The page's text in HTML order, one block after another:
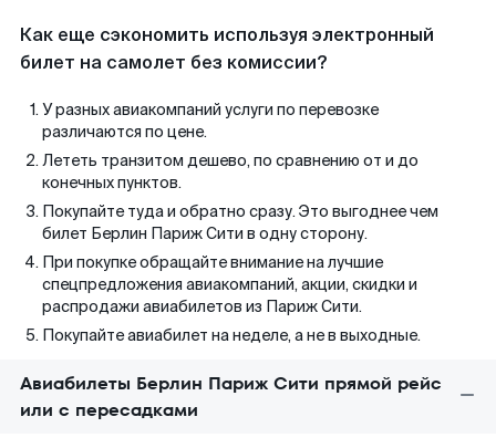
Как еще сэкономить используя электронный
билет на самолет без комиссии?
У разных авиакомпаний услуги по перевозке
различаются по цене.
Лететь транзитом дешево, по сравнению от и до
конечных пунктов.
Покупайте туда и обратно сразу. Это выгоднее чем
билет Берлин Париж Сити в одну сторону.
При покупке обращайте внимание на лучшие
спецпредложения авиакомпаний, акции, скидки и
распродажи авиабилетов из Париж Сити.
Покупайте авиабилет на неделе, а не в выходные.
Авиабилеты Берлин Париж Сити прямой рейс
или с пересадками